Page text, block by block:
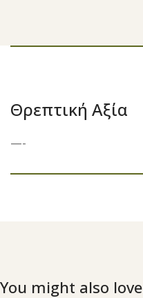
Θρεπτική Αξία
—-
You might also love